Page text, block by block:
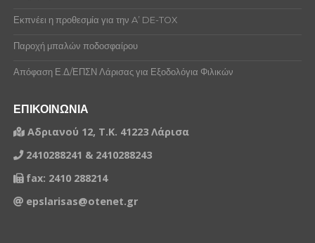
Εκπνέει η προθεσμία για την A’ DE-TOX
Παροχή μπαλών ποδοσφαίρου
Απόφαση Ε.Δ/ΕΠΣΝ Λάρισας για Εξοδολόγια Φιλικών
ΕΠΙΚΟΙΝΩΝΙΑ
Αδριανού 12, Τ.Κ. 41223 Λάρισα
2410288241 & 2410288243
fax: 2410 288214
epslarisas@otenet.gr